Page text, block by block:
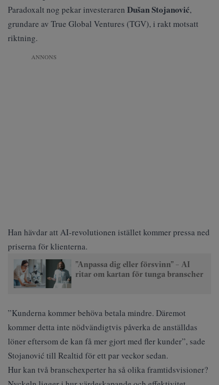
Paradoxalt nog pekar investeraren Dušan Stojanović,
grundare av True Global Ventures (TGV), i rakt motsatt
riktning.
ANNONS
Han hävdar att AI-revolutionen istället kommer pressa ned
priserna för klienterna.
”Anpassa dig eller försvinn” – AI
ritar om kartan för tunga branscher
”Kunderna kommer behöva betala mindre. Däremot
kommer detta inte nödvändigtvis påverka de anställdas
löner eftersom de kan få mer gjort med fler kunder”, sade
Stojanović till Realtid förett par veckor sedan.
Hur kan två branschexperter ha så olika framtidsvisioner?